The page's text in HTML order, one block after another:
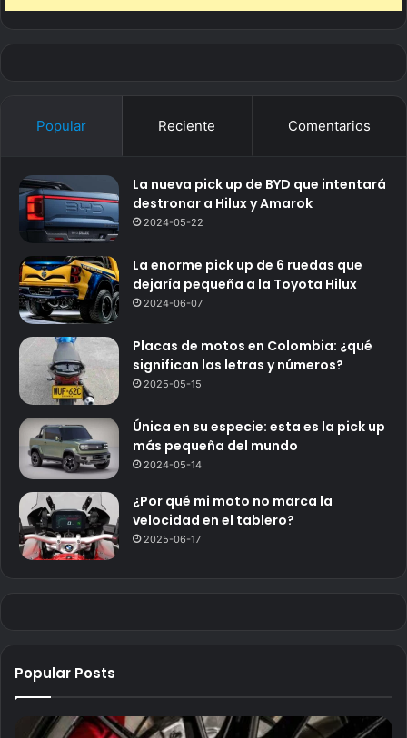
Popular Reciente Comentarios
La nueva pick up de BYD que intentará
destronar a Hilux y Amarok
2024-05-22
La enorme pick up de 6 ruedas que
dejaría pequeña a la Toyota Hilux
2024-06-07
Placas de motos en Colombia: ¿qué
significan las letras y números?
2025-05-15
Única en su especie: esta es la pick up
más pequeña del mundo
2024-05-14
¿Por qué mi moto no marca la
velocidad en el tablero?
2025-06-17
Popular Posts